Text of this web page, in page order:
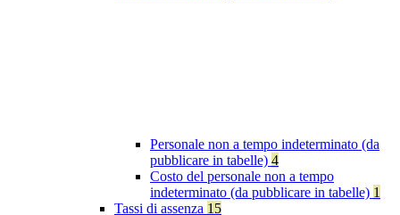
Personale non a tempo indeterminato (da
pubblicare in tabelle) 4
Costo del personale non a tempo
indeterminato (da pubblicare in tabelle) 1
Tassi di assenza 15